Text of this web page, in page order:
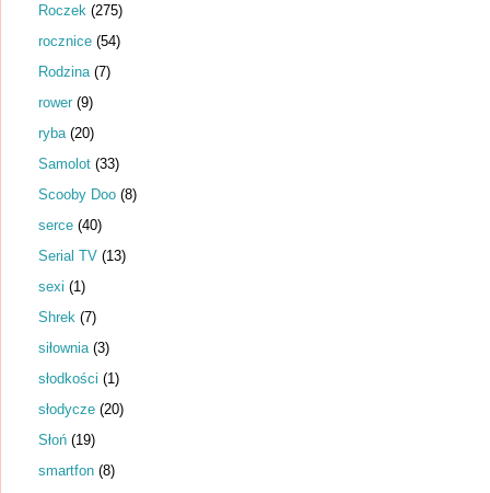
Roczek (275)
rocznice (54)
Rodzina (7)
rower (9)
ryba (20)
Samolot (33)
Scooby Doo (8)
serce (40)
Serial TV (13)
sexi (1)
Shrek (7)
siłownia (3)
słodkości (1)
słodycze (20)
Słoń (19)
smartfon (8)